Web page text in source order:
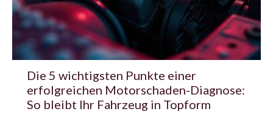
Die 5 wichtigsten Punkte einer
erfolgreichen Motorschaden-Diagnose:
So bleibt Ihr Fahrzeug in Topform